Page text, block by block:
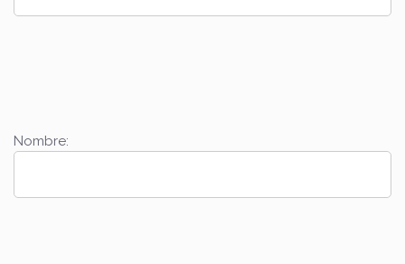
Nombre: